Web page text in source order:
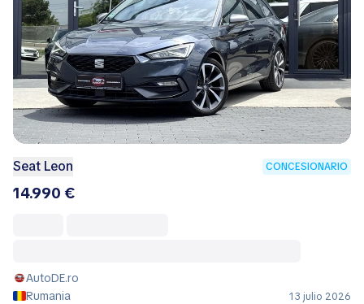
Seat Leon CONCESIONARIO
14.990 €
AutoDE.ro
Rumania
13 julio 2026